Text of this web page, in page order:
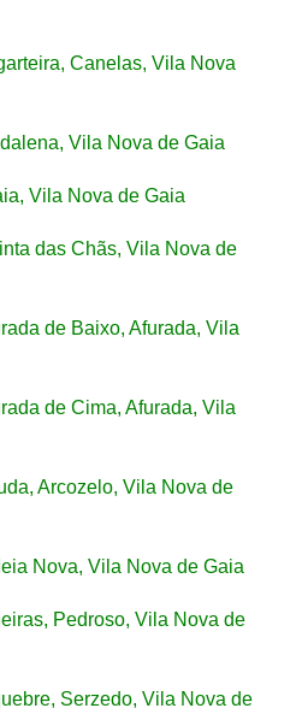
Canelas, Vila Nova
Vila Nova de Gaia
Vila Nova de Gaia
das Chãs, Vila Nova de
de Baixo, Afurada, Vila
de Cima, Afurada, Vila
Arcozelo, Vila Nova de
Nova, Vila Nova de Gaia
Pedroso, Vila Nova de
Serzedo, Vila Nova de